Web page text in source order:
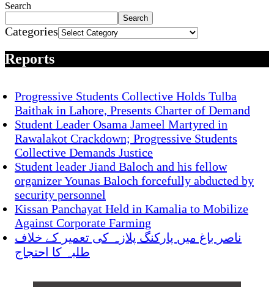
Search
Search
Categories
Reports
Progressive Students Collective Holds Tulba
Baithak in Lahore, Presents Charter of Demand
Student Leader Osama Jameel Martyred in
Rawalakot Crackdown; Progressive Students
Collective Demands Justice
Student leader Jiand Baloch and his fellow
organizer Younas Baloch forcefully abducted by
security personnel
Kissan Panchayat Held in Kamalia to Mobilize
Against Corporate Farming
ناصر باغ میں پارکنگ پلازہ کی تعمیر کے خلاف
طلبہ کا احتجاج